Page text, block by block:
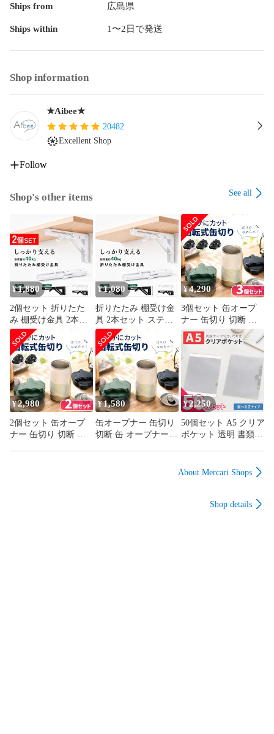
Ships from 広島県
Ships within 1〜2日で発送
Shop information
★Aibee★
20482
Excellent Shop
Follow
Shop's other items See all
¥1,880
2個セット 折りたた
み 棚受け金具 2本セ
ット ステンレス L字
型 ブラケット ウォー
ルシェルフ 壁掛け
DIY 耐荷重40kg 頑丈
ワンタッチ 省スペー
ス 収納 デスク カウ
ンター キッチン 作業
台 壁面収納 15cm
20cm 飾り棚 壁付け
黒 白
¥1,080
折りたたみ 棚受け金
具 2本セット ステン
レス L字型 ブラケッ
ト ウォールシェルフ
壁掛け DIY 耐荷重
40kg 頑丈 ワンタッチ
省スペース 収納 デス
ク カウンター キッチ
ン 洗面所 作業台 壁
面収納 15cm 20cm 飾
り棚 壁付け 黒 白
¥4,290
3個セット 缶オープ
ナー 缶切り 切断 缶
オープナー カッター
ビール 缶ビール 回転
式 切り口なめらか 簡
単 蓋 大口 カット ト
ップ カン コップ 切
る 開ける 栓抜き 切
り口 リメイク DIY 再
利用 保存 保管 のど
ごし キャンプ ジョッ
キ
¥2,980
2個セット 缶オープ
ナー 缶切り 切断 缶
¥1,580
缶オープナー 缶切り
切断 缶 オープナー
¥2,250
50個セット A5 クリア
ポケット 透明 書類ケ
2種類 書類収納 掲示
ィス 店舗 学校 受付
About Mercari Shops
Shop details